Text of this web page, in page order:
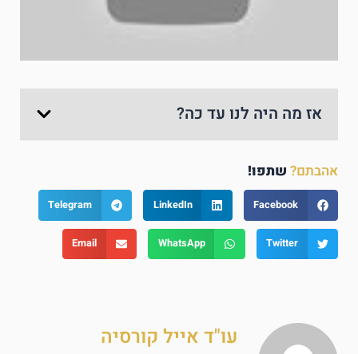
אז מה היה לנו עד כה?
אהבתם? שתפו!
Facebook
LinkedIn
Telegram
Twitter
WhatsApp
Email
עו"ד אייל קורסיה